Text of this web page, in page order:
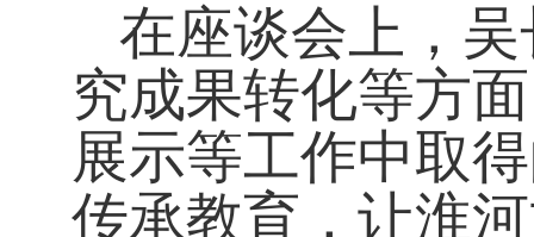
在座谈会上，
究成果转化等方
展示等工作中取
传承教育，让淮